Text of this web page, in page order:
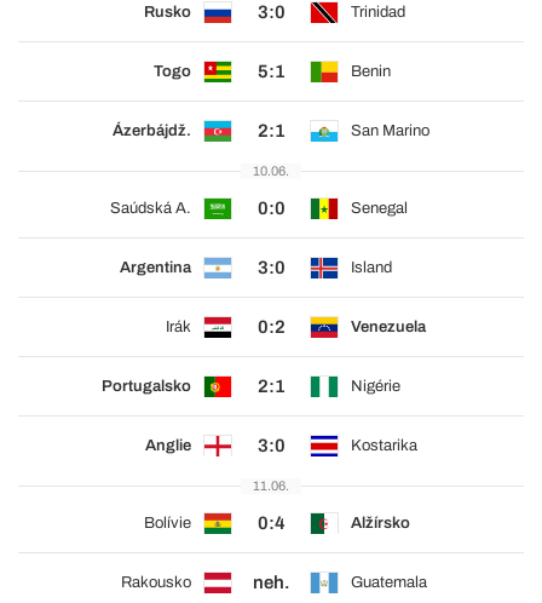
Rusko 3:0 Trinidad
Togo 5:1 Benin
Ázerbájdž. 2:1 San Marino
10.06.
Saúdská A. 0:0 Senegal
Argentina 3:0 Island
Irák 0:2 Venezuela
Portugalsko 2:1 Nigérie
Anglie 3:0 Kostarika
11.06.
Bolívie 0:4 Alžírsko
Rakousko neh. Guatemala